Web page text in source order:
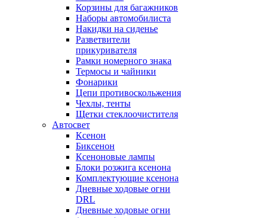
Корзины для багажников
Наборы автомобилиста
Накидки на сиденье
Разветвители
прикуривателя
Рамки номерного знака
Термосы и чайники
Фонарики
Цепи противоскольжения
Чехлы, тенты
Щетки стеклоочистителя
Автосвет
Ксенон
Биксенон
Ксеноновые лампы
Блоки розжига ксенона
Комплектующие ксенона
Дневные ходовые огни
DRL
Дневные ходовые огни